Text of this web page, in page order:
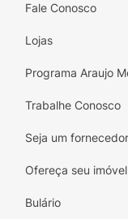
Fale Conosco
Lojas
Programa Araujo
Trabalhe Conosco
Seja um fornecedor
Ofereça seu imóvel
Bulário